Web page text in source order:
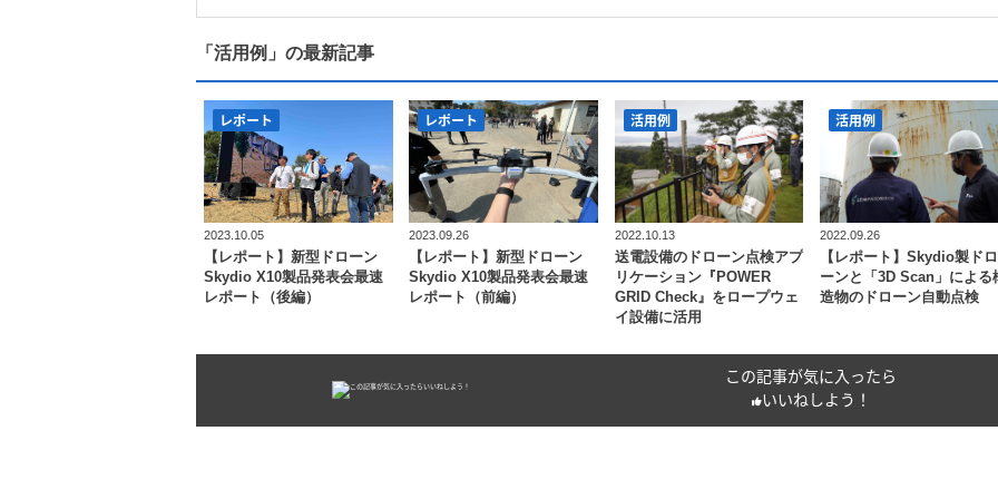
「活用例」の最新記事
レポート
2023.10.05
【レポート】新型ドローン
Skydio X10製品発表会最速
レポート（後編）
レポート
2023.09.26
【レポート】新型ドローン
Skydio X10製品発表会最速
レポート（前編）
活用例
2022.10.13
送電設備のドローン点検アプ
リケーション『POWER
GRID Check』をロープウェ
イ設備に活用
活用例
2022.09.26
【レポート】Skydio製ドロ
ーンと「3D Scan」による
造物のドローン自動点検
この記事が気に入ったら
いいねしよう！